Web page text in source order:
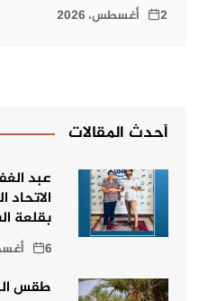
2 أغسطس، 2026
أحدث المقالات
عبد
بقلعة
6 أغسطس، 2026
طقس